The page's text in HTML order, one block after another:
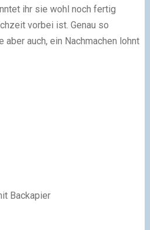
ihr sie wohl noch fertig
vorbei ist. Genau so
auch, ein Nachmachen lohnt
Backapier